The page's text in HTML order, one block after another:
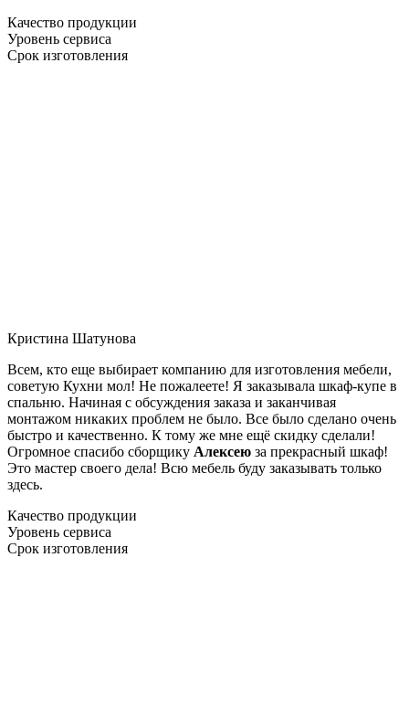
Качество продукции
Уровень сервиса
Срок изготовления
Кристина Шатунова
Всем, кто еще выбирает компанию для изготовления мебели,
советую Кухни мол! Не пожалеете! Я заказывала шкаф-купе в
спальню. Начиная с обсуждения заказа и заканчивая
монтажом никаких проблем не было. Все было сделано очень
быстро и качественно. К тому же мне ещё скидку сделали!
Огромное спасибо сборщику Алексею за прекрасный шкаф!
Это мастер своего дела! Всю мебель буду заказывать только
здесь.
Качество продукции
Уровень сервиса
Срок изготовления